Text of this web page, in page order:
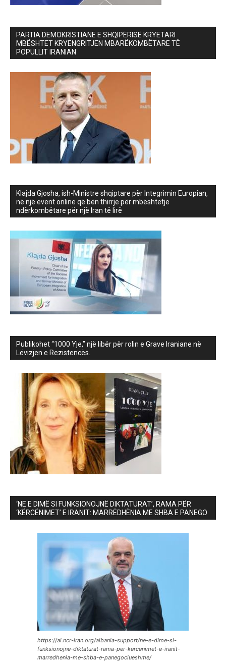
PARTIA DEMOKRISTIANE E SHQIPËRISË KRYETARI
MBËSHTET KRYENGRITJEN MBARËKOMBËTARE TË
POPULLIT IRANIAN
Klajda Gjosha, ish-Ministre shqiptare për Integrimin Europian,
në një event online që bën thirrje për mbështetje
ndërkombëtare për një Iran të lirë
Publikohet “1000 Yje,” një libër për rolin e Grave Iraniane në
Lëvizjen e Rezistencës.
‘NE E DIMË SI FUNKSIONOJNË DIKTATURAT’, RAMA PËR
‘KËRCËNIMET’ E IRANIT: MARRËDHËNIA ME SHBA E PANEGO
https://al.ncr-iran.org/albania-support/ne-e-dime-si-
funksionojne-diktaturat-rama-per-kercenimet-e-iranit-
marredhenia-me-shba-e-panegociueshme/